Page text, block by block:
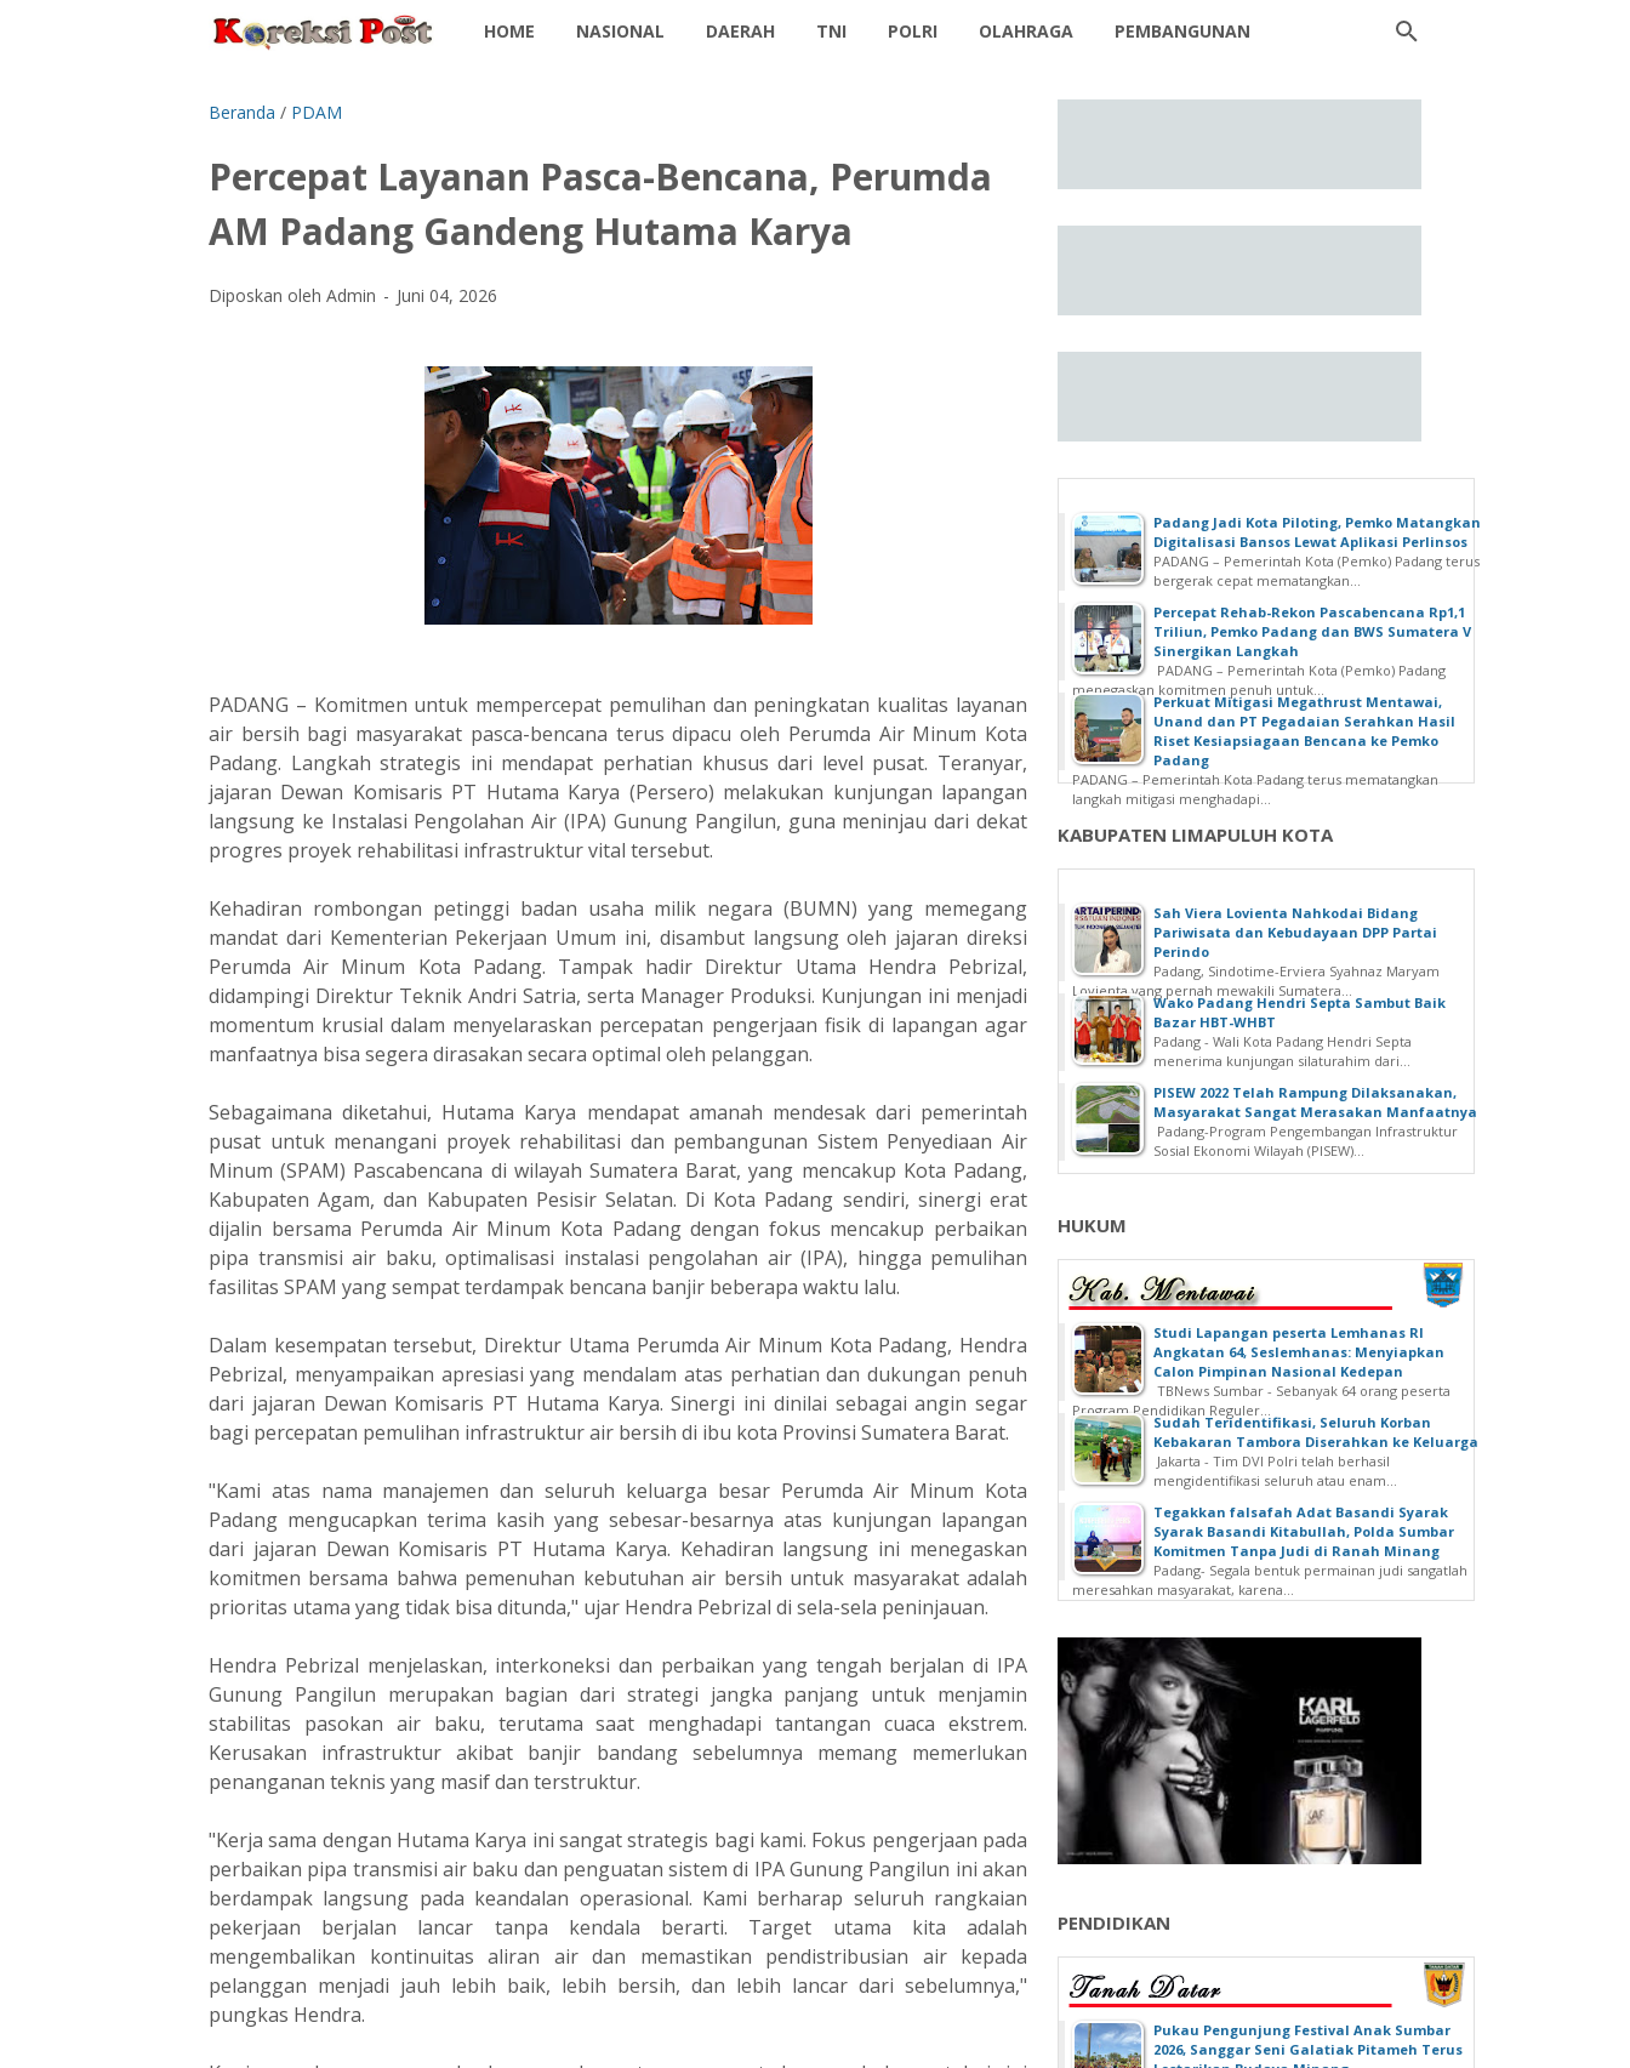
HOME NASIONAL DAERAH TNI POLRI OLAHRAGA PEMBANGUNAN
Beranda / PDAM
Percepat Layanan Pasca-Bencana, Perumda
AM Padang Gandeng Hutama Karya
Diposkan oleh Admin Juni 04, 2026
PADANG – Komitmen untuk mempercepat pemulihan dan peningkatan kualitas layanan
air bersih bagi masyarakat pasca-bencana terus dipacu oleh Perumda Air Minum Kota
Padang. Langkah strategis ini mendapat perhatian khusus dari level pusat. Teranyar,
jajaran Dewan Komisaris PT Hutama Karya (Persero) melakukan kunjungan lapangan
langsung ke Instalasi Pengolahan Air (IPA) Gunung Pangilun, guna meninjau dari dekat
progres proyek rehabilitasi infrastruktur vital tersebut.
‎Kehadiran rombongan petinggi badan usaha milik negara (BUMN) yang memegang
mandat dari Kementerian Pekerjaan Umum ini, disambut langsung oleh jajaran direksi
Perumda Air Minum Kota Padang. Tampak hadir Direktur Utama Hendra Pebrizal,
didampingi Direktur Teknik Andri Satria, serta Manager Produksi. Kunjungan ini menjadi
momentum krusial dalam menyelaraskan percepatan pengerjaan fisik di lapangan agar
manfaatnya bisa segera dirasakan secara optimal oleh pelanggan.
‎Sebagaimana diketahui, Hutama Karya mendapat amanah mendesak dari pemerintah
pusat untuk menangani proyek rehabilitasi dan pembangunan Sistem Penyediaan Air
Minum (SPAM) Pascabencana di wilayah Sumatera Barat, yang mencakup Kota Padang,
Kabupaten Agam, dan Kabupaten Pesisir Selatan. Di Kota Padang sendiri, sinergi erat
dijalin bersama Perumda Air Minum Kota Padang dengan fokus mencakup perbaikan
pipa transmisi air baku, optimalisasi instalasi pengolahan air (IPA), hingga pemulihan
fasilitas SPAM yang sempat terdampak bencana banjir beberapa waktu lalu.
‎Dalam kesempatan tersebut, Direktur Utama Perumda Air Minum Kota Padang, Hendra
Pebrizal, menyampaikan apresiasi yang mendalam atas perhatian dan dukungan penuh
dari jajaran Dewan Komisaris PT Hutama Karya. Sinergi ini dinilai sebagai angin segar
bagi percepatan pemulihan infrastruktur air bersih di ibu kota Provinsi Sumatera Barat.
‎"Kami atas nama manajemen dan seluruh keluarga besar Perumda Air Minum Kota
Padang mengucapkan terima kasih yang sebesar-besarnya atas kunjungan lapangan
dari jajaran Dewan Komisaris PT Hutama Karya. Kehadiran langsung ini menegaskan
komitmen bersama bahwa pemenuhan kebutuhan air bersih untuk masyarakat adalah
prioritas utama yang tidak bisa ditunda," ujar Hendra Pebrizal di sela-sela peninjauan.
‎Hendra Pebrizal menjelaskan, interkoneksi dan perbaikan yang tengah berjalan di IPA
Gunung Pangilun merupakan bagian dari strategi jangka panjang untuk menjamin
stabilitas pasokan air baku, terutama saat menghadapi tantangan cuaca ekstrem.
Kerusakan infrastruktur akibat banjir bandang sebelumnya memang memerlukan
penanganan teknis yang masif dan terstruktur.
‎"Kerja sama dengan Hutama Karya ini sangat strategis bagi kami. Fokus pengerjaan pada
perbaikan pipa transmisi air baku dan penguatan sistem di IPA Gunung Pangilun ini akan
berdampak langsung pada keandalan operasional. Kami berharap seluruh rangkaian
pekerjaan berjalan lancar tanpa kendala berarti. Target utama kita adalah
mengembalikan kontinuitas aliran air dan memastikan pendistribusian air kepada
pelanggan menjadi jauh lebih baik, lebih bersih, dan lebih lancar dari sebelumnya,"
pungkas Hendra.
Padang Jadi Kota Piloting, Pemko Matangkan
Digitalisasi Bansos Lewat Aplikasi Perlinsos
PADANG – Pemerintah Kota (Pemko) Padang terus
bergerak cepat mematangkan...
Percepat Rehab-Rekon Pascabencana Rp1,1
Triliun, Pemko Padang dan BWS Sumatera V
Sinergikan Langkah
PADANG – Pemerintah Kota (Pemko) Padang
menegaskan komitmen penuh untuk...
Perkuat Mitigasi Megathrust Mentawai,
Unand dan PT Pegadaian Serahkan Hasil
Riset Kesiapsiagaan Bencana ke Pemko
Padang
PADANG – Pemerintah Kota Padang terus mematangkan
langkah mitigasi menghadapi...
KABUPATEN LIMAPULUH KOTA
Sah Viera Lovienta Nahkodai Bidang
Pariwisata dan Kebudayaan DPP Partai
Perindo
Padang, Sindotime-Erviera Syahnaz Maryam
Lovienta yang pernah mewakili Sumatera...
Wako Padang Hendri Septa Sambut Baik
Bazar HBT-WHBT
Padang - Wali Kota Padang Hendri Septa
menerima kunjungan silaturahim dari...
PISEW 2022 Telah Rampung Dilaksanakan,
Masyarakat Sangat Merasakan Manfaatnya
Padang-Program Pengembangan Infrastruktur
Sosial Ekonomi Wilayah (PISEW)...
HUKUM
Studi Lapangan peserta Lemhanas RI
Angkatan 64, Seslemhanas: Menyiapkan
Calon Pimpinan Nasional Kedepan
TBNews Sumbar - Sebanyak 64 orang peserta
Program Pendidikan Reguler...
Sudah Teridentifikasi, Seluruh Korban
Kebakaran Tambora Diserahkan ke Keluarga
Jakarta - Tim DVI Polri telah berhasil
mengidentifikasi seluruh atau enam...
Tegakkan falsafah Adat Basandi Syarak
Syarak Basandi Kitabullah, Polda Sumbar
Komitmen Tanpa Judi di Ranah Minang
Padang- Segala bentuk permainan judi sangatlah
meresahkan masyarakat, karena...
PENDIDIKAN
‎Pukau Pengunjung Festival Anak Sumbar
2026, Sanggar Seni Galatiak Pitameh Terus